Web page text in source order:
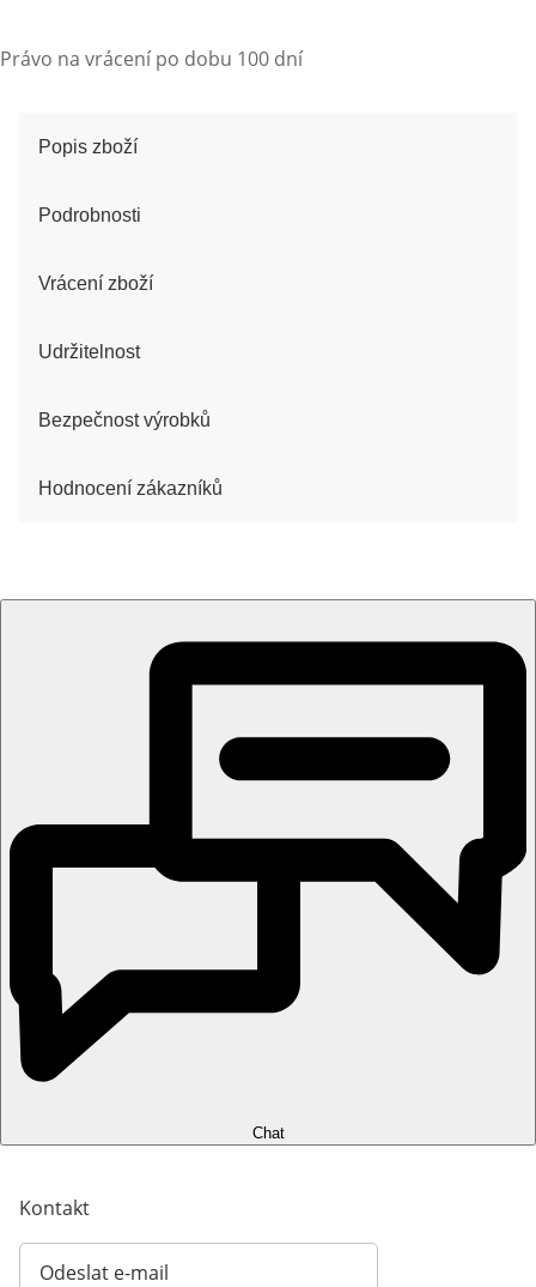
Právo na vrácení po dobu 100 dní
Popis zboží
Podrobnosti
Vrácení zboží
Udržitelnost
Bezpečnost výrobků
Hodnocení zákazníků
Chat
Kontakt
Odeslat e-mail